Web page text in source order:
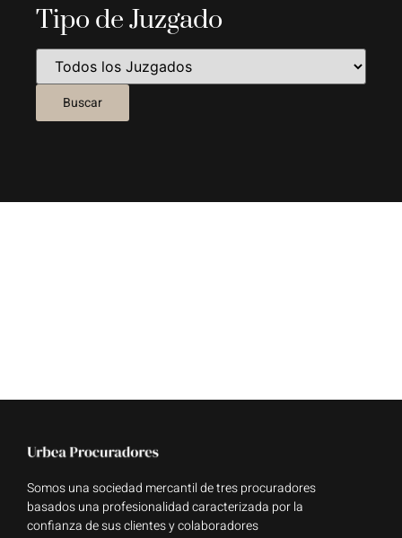
Tipo de Juzgado
Somos una sociedad mercantil de tres procuradores
basados una profesionalidad caracterizada por la
confianza de sus clientes y colaboradores